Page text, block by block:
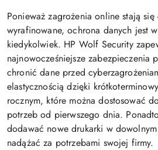
Ponieważ zagrożenia online stają
wyrafinowane, ochrona danych jest
kiedykolwiek. HP Wolf Security
najnowocześniejsze zabezpieczenia
chronić dane przed
elastycznością dzięki
rocznym, które można dostosować
potrzeb od pierwszego dnia.
dodawać nowe drukarki w
nadążać za potrzebami swojej firmy.